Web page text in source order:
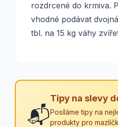
rozdrcené do krmiva.
vhodné podávat
tbl. na 15 kg váhy
📬
Tipy na slevy
Posíláme tipy na
produkty pro